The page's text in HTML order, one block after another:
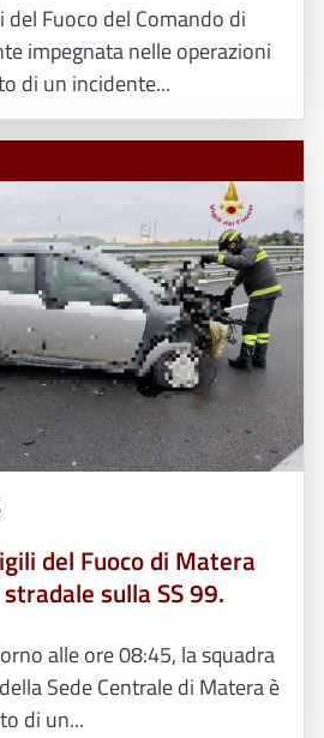
del Fuoco del Comando di
impegnata nelle operazioni
di un incidente...
del Fuoco di Matera
sulla SS 99.
alle ore 08:45, la squadra
Sede Centrale di Matera è
di un...